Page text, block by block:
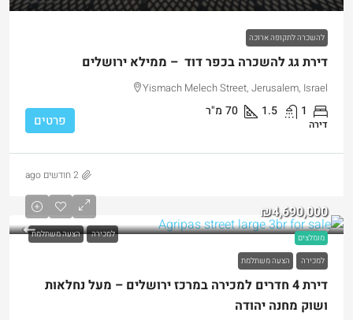
להשכרה לתקופה ארוכה
דירת גג להשכרה בכפר דוד – ממילא ירושלים
Yismach Melech Street, Jerusalem, Israel
1
1.5
70 מ"ר
דירה פרטים
2 חודשים ago
מומלצים למכירה הצעה משתלמת
₪4,690,000
למכירה הצעה משתלמת
דירת 4 חדרים למכירה במרכז ירושלים – מעל נחלאות
ושוק מחנה יהודה